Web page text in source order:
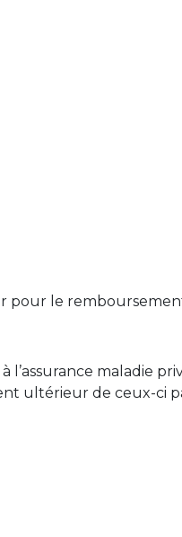
pour le
l’assurance maladie
ultérieur de ceux-ci